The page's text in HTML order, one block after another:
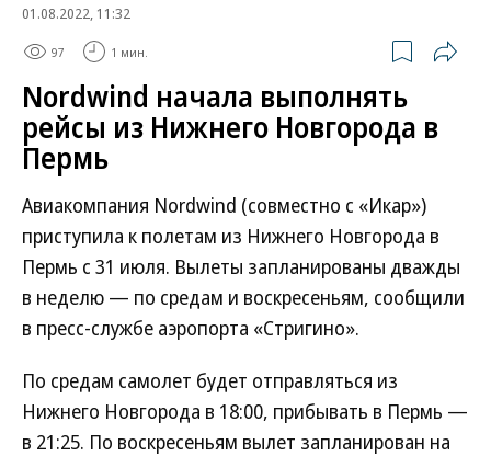
01.08.2022, 11:32
97 1 мин.
Nordwind начала выполнять
рейсы из Нижнего Новгорода в
Пермь
Авиакомпания Nordwind (совместно с «Икар»)
приступила к полетам из Нижнего Новгорода в
Пермь с 31 июля. Вылеты запланированы дважды
в неделю — по средам и воскресеньям, сообщили
в пресс-службе аэропорта «Стригино».
По средам самолет будет отправляться из
Нижнего Новгорода в 18:00, прибывать в Пермь —
в 21:25. По воскресеньям вылет запланирован на